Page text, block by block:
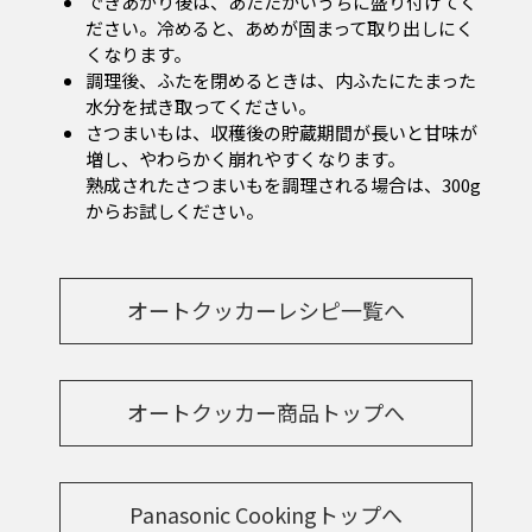
ださい。冷めると、あめが固まって取り出しにく
くなります。
調理後、ふたを閉めるときは、内ふたにたまった
水分を拭き取ってください。
さつまいもは、収穫後の貯蔵期間が長いと甘味が
増し、やわらかく崩れやすくなります。
熟成されたさつまいもを調理される場合は、300g
からお試しください。
オートクッカーレシピ一覧へ
オートクッカー商品トップへ
Panasonic Cookingトップへ